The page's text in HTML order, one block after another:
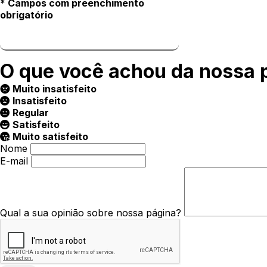
* Campos com preenchimento
obrigatório
O que você achou da nossa
Muito insatisfeito
Insatisfeito
Regular
Satisfeito
Muito satisfeito
Nome
E-mail
Qual a sua opinião sobre nossa página?